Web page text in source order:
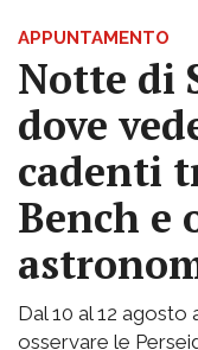
APPUNTAMENTO
Notte di
dove
cadenti
Bench e
Dal 10 al 12
osservare le